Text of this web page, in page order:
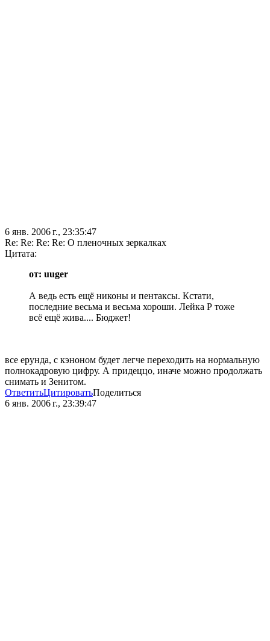
6 янв. 2006 г., 23:35:47
Re: Re: Re: Re: О пленочных зеркалках
Цитата:
от: uuger
А ведь есть ещё никоны и пентаксы. Кстати,
последние весьма и весьма хороши. Лейка Р тоже
всё ещё жива.... Бюджет!
все ерунда, с кэноном будет легче переходить на нормальную
полнокадровую цифру. А придеццо, иначе можно продолжать
снимать и Зенитом.
ОтветитьЦитироватьПоделиться
6 янв. 2006 г., 23:39:47